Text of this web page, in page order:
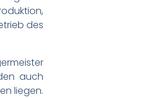
des
auch
liegen.